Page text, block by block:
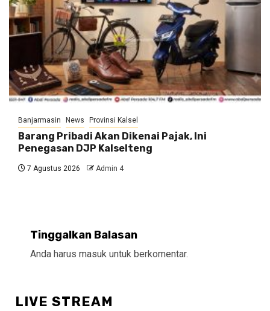
Banjarmasin News Provinsi Kalsel
Barang Pribadi Akan Dikenai Pajak, Ini
Penegasan DJP Kalselteng
7 Agustus 2026 Admin 4
Tinggalkan Balasan
Anda harus masuk untuk berkomentar.
LIVE STREAM